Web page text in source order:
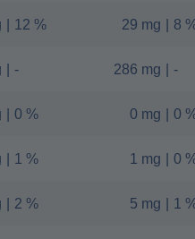
12 %
-
0 %
1 %
2 %
29 mg 8
286 mg -
0 mg 0
1 mg 0
5 mg 1